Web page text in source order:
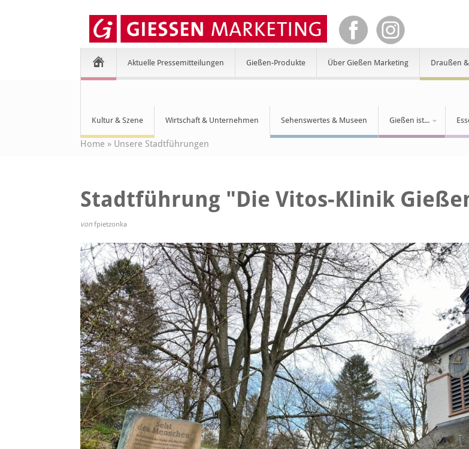
Aktuelle Pressemitteilungen Gießen-Produkte Über Gießen Marketing Draußen
Kultur & Szene Wirtschaft & Unternehmen Sehenswertes & Museen Gießen ist...
Home » Unsere Stadtführungen
Stadtführung "Die Vitos-Klinik
vonfpietzonka